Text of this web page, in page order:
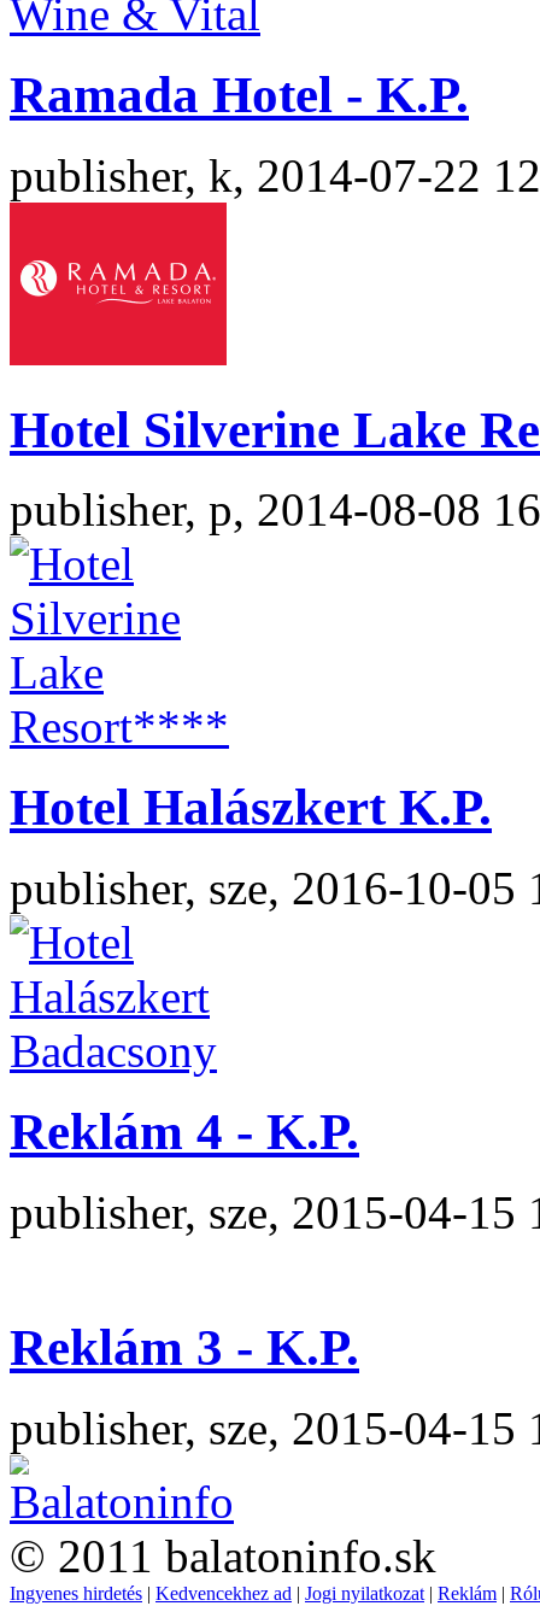
Ramada Hotel - K.P.
publisher, k, 2014-07-22
Hotel Silverine Lake
publisher, p, 2014-08-08
Hotel Halászkert K.P.
publisher, sze, 2016-10-05
Reklám 4 - K.P.
publisher, sze, 2015-04-15
Reklám 3 - K.P.
publisher, sze, 2015-04-15
© 2011 balatoninfo.sk
Ingyenes hirdetés | Kedvencekhez ad | Jogi nyilatkozat | Reklám |